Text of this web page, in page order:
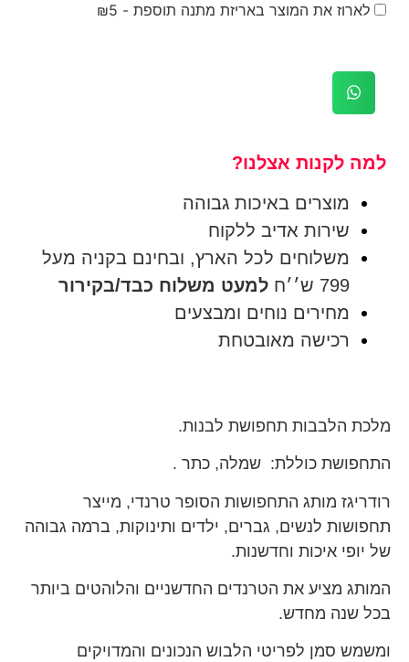
לארוז את המוצר באריזת מתנה תוספת - ₪5
למה לקנות אצלנו?
מוצרים באיכות גבוהה
שירות אדיב ללקוח
משלוחים לכל הארץ, ובחינם בקניה מעל
799 ש׳׳ח
למעט משלוח כבד/בקירור
מחירים נוחים ומבצעים
רכישה מאובטחת
מלכת הלבבות תחפושת לבנות.
התחפושת כוללת: שמלה, כתר .
רודריגז מותג התחפושות הסופר טרנדי, מייצר
תחפושות לנשים, גברים, ילדים ותינוקות, ברמה גבוהה
של יופי איכות וחדשנות.
המותג מציע את הטרנדים החדשניים והלוהטים ביותר
בכל שנה מחדש.
ומשמש סמן לפריטי הלבוש הנכונים והמדויקים